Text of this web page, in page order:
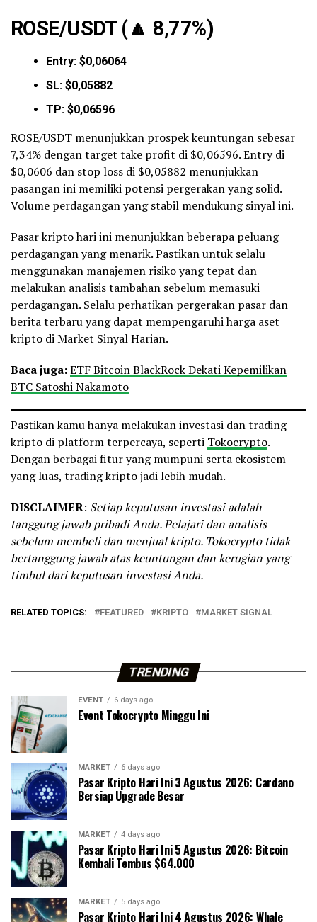
ROSE/USDT (🔼 8,77%)
Entry: $0,06064
SL: $0,05882
TP: $0,06596
ROSE/USDT menunjukkan prospek keuntungan sebesar
7,34% dengan target take profit di $0,06596. Entry di
$0,0606 dan stop loss di $0,05882 menunjukkan
pasangan ini memiliki potensi pergerakan yang solid.
Volume perdagangan yang stabil mendukung sinyal ini.
Pasar kripto hari ini menunjukkan beberapa peluang
perdagangan yang menarik. Pastikan untuk selalu
menggunakan manajemen risiko yang tepat dan
melakukan analisis tambahan sebelum memasuki
perdagangan. Selalu perhatikan pergerakan pasar dan
berita terbaru yang dapat mempengaruhi harga aset
kripto di Market Sinyal Harian.
Baca juga:ETF Bitcoin BlackRock Dekati Kepemilikan
BTC Satoshi Nakamoto
Pastikan kamu hanya melakukan investasi dan trading
kripto di platform terpercaya, seperti Tokocrypto.
Dengan berbagai fitur yang mumpuni serta ekosistem
yang luas, trading kripto jadi lebih mudah.
DISCLAIMER: Setiap keputusan investasi adalah
tanggung jawab pribadi Anda. Pelajari dan analisis
sebelum membeli dan menjual kripto. Tokocrypto tidak
bertanggung jawab atas keuntungan dan kerugian yang
timbul dari keputusan investasi Anda.
RELATED TOPICS: FEATURED KRIPTO MARKET SIGNAL
TRENDING
EVENT 6 days ago
Event Tokocrypto Minggu Ini
MARKET 6 days ago
Pasar Kripto Hari Ini 3 Agustus 2026: Cardano
Bersiap Upgrade Besar
MARKET 4 days ago
Pasar Kripto Hari Ini 5 Agustus 2026: Bitcoin
Kembali Tembus $64.000
MARKET 5 days ago
Pasar Kripto Hari Ini 4 Agustus 2026: Whale